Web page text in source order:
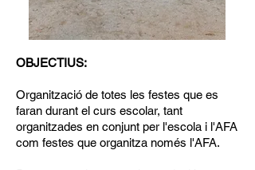
OBJECTIUS:
Organització de totes les festes que es
faran durant el curs escolar, tant
organitzades en conjunt per l'escola i l'AFA
com festes que organitza només l'AFA.